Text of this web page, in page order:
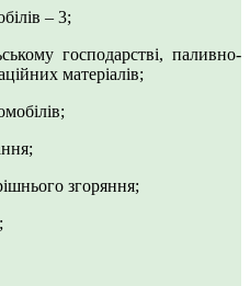
– 3;
господарстві, паливно-
матеріалів;
згоряння;